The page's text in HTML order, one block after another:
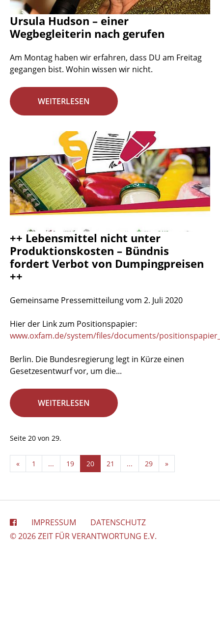
Ursula Hudson – einer
Wegbegleiterin nach gerufen
Am Montag haben wir erfahren, dass DU am Freitag
gegangen bist. Wohin wissen wir nicht.
WEITERLESEN
++ Lebensmittel nicht unter
Produktionskosten – Bündnis
fordert Verbot von Dumpingpreisen
++
Gemeinsame Pressemitteilung vom 2. Juli 2020
Hier der Link zum Positionspapier:
www.oxfam.de/system/files/documents/
Berlin. Die Bundesregierung legt in Kürze einen
Gesetzesentwurf vor, um die...
WEITERLESEN
Seite 20 von 29.
« 1 ... 19 20 21 ... 29 »
IMPRESSUM
DATENSCHUTZ
© 2026 ZEIT FÜR VERANTWORTUNG E.V.